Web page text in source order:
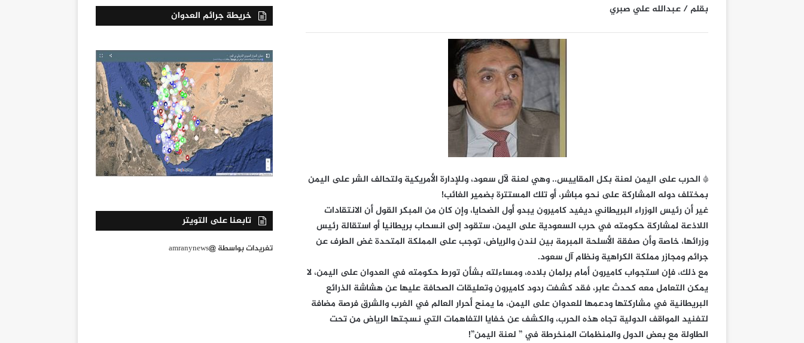
بقلم / عبدالله علي صبري
* الحرب على اليمن لعنة بكل المقاييس.. وهي لعنة لآل سعود، وللإدارة الأمريكية ولتحالف الشر على اليمن
بمختلف دوله المشاركة على نحو مباشر، أو تلك المستترة بضمير الغائب!
غير أن رئيس الوزراء البريطاني ديفيد كاميرون يبدو أول الضحايا، وإن كان من المبكر القول أن الانتقادات
اللاذعة لمشاركة حكومته في حرب السعودية على اليمن، ستقود إلى انسحاب بريطانيا أو استقالة رئيس
وزرائها، خاصة وأن صفقة الأسلحة المبرمة بين لندن والرياض، توجب على المملكة المتحدة غض الطرف عن
جرائم ومجازر مملكة الكراهية ونظام آل سعود.
مع ذلك، فإن استجواب كاميرون أمام برلمان بلاده، ومساءلته بشأن تورط حكومته في العدوان على اليمن، لا
يمكن التعامل معه كحدث عابر، فقد كشفت ردود كاميرون وتعليقات الصحافة عليها عن هشاشة الذرائع
البريطانية في مشاركتها ودعمها للعدوان على اليمن، ما يمنح أحرار العالم في الغرب والشرق فرصة مضافة
لتفنيد المواقف الدولية تجاه هذه الحرب، والكشف عن خفايا التفاهمات التي نسجتها الرياض من تحت
الطاولة مع بعض الدول والمنظمات المنخرطة في ” لعنة اليمن”!
خريطة جرائم العدوان
تابعنا على التويتر
تغريدات بواسطة @amranynews